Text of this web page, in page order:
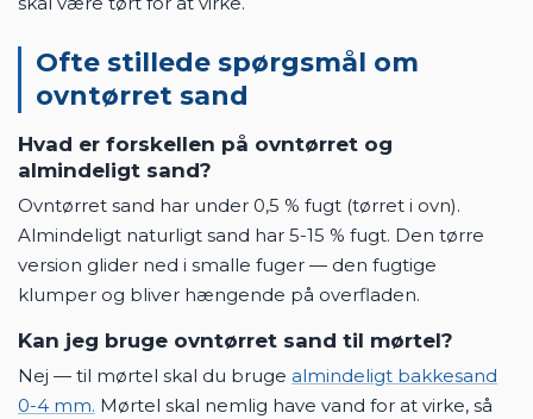
Ofte stillede spørgsmål om
ovntørret sand
Hvad er forskellen på ovntørret og
almindeligt sand?
Ovntørret sand har under 0,5 % fugt (tørret i ovn).
Almindeligt naturligt sand har 5-15 % fugt. Den tørre
version glider ned i smalle fuger — den fugtige
klumper og bliver hængende på overfladen.
Kan jeg bruge ovntørret sand til mørtel?
Nej — til mørtel skal du bruge almindeligt bakkesand
0-4 mm. Mørtel skal nemlig have vand for at virke, så